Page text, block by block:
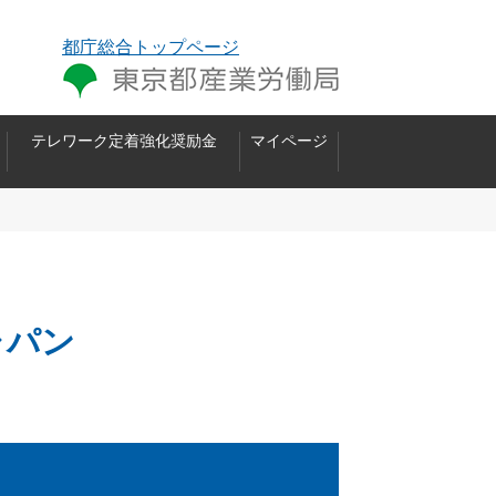
都庁総合トップページ
テレワーク定着強化奨励金 マイページ
ン